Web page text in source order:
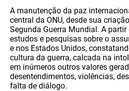
A manutenção da paz
central da ONU, desde sua
Segunda Guerra Mundial. A partir
estudos e pesquisas sobre o
e nos Estados Unidos,
cultura da guerra, calcada na
em inúmeros outros valores
desentendimentos, violências,
falta de diálogo.